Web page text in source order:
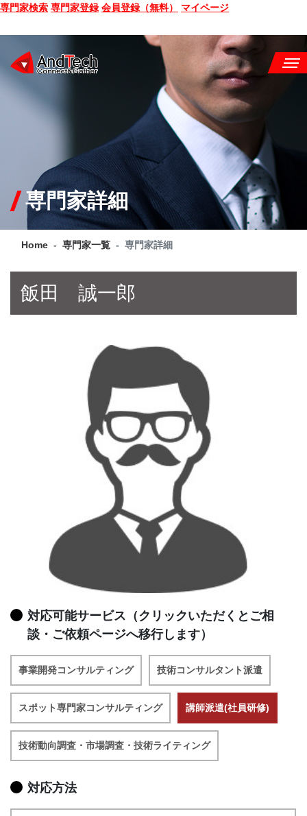
専門家検索 専門家登録 会員登録（無料） マイページ
CONSULTING
SERVICE
COMPANY
Q&A
専門家詳細
Home 専門家一覧 専門家詳細
飯田 誠一郎
対応可能サービス（クリックいただくとご相
談・ご依頼ページへ移行します）
事業開発コンサルティング 技術コンサルタント派遣
スポット専門家コンサルティング 講師派遣(社員研修)
技術動向調査・市場調査・技術ライティング
対応方法